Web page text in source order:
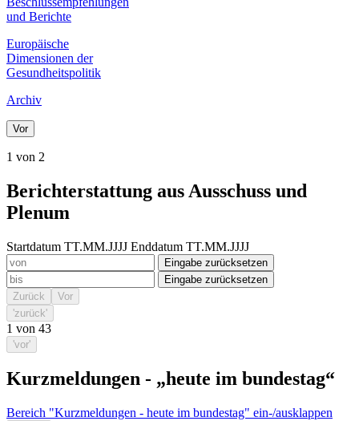
und Berichte
Europäische
Dimensionen der
Gesundheitspolitik
Archiv
Vor
1 von 2
Berichterstattung aus Ausschuss und
Plenum
Startdatum TT.MM.JJJJ Enddatum TT.MM.JJJJ
Eingabe zurücksetzen
Eingabe zurücksetzen
Zurück
Vor
'zurück'
1 von 43
'vor'
Kurzmeldungen - „heute im bundestag“
Bereich "Kurzmeldungen - heute im bundestag" ein-/ausklappen